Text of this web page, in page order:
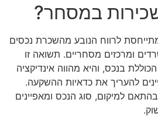
במסחר?
לרווח הנובע מהשכרת נכסים
ומרכזים מסחריים. תשואה זו
בנכס, והיא מהווה אינדיקציה
להעריך את כדאיות ההשקעה.
למיקום, סוג הנכס ומאפיינים